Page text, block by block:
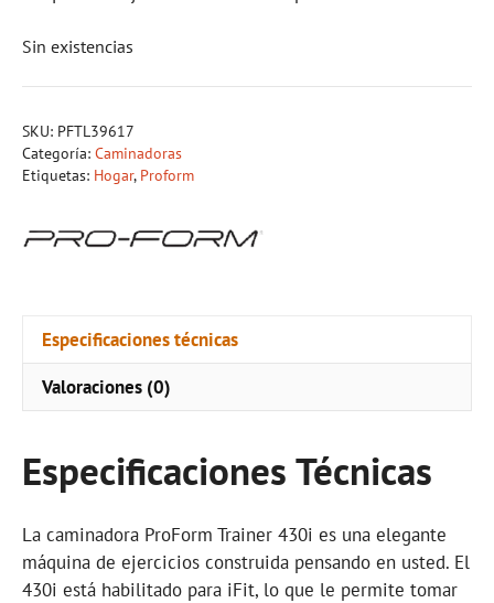
Sin existencias
SKU: PFTL39617
Categoría: Caminadoras
Etiquetas: Hogar, Proform
Especificaciones técnicas
Valoraciones (0)
Especificaciones Técnicas
La caminadora ProForm Trainer 430i es una elegante
máquina de ejercicios construida pensando en usted. El
430i está habilitado para iFit, lo que le permite tomar